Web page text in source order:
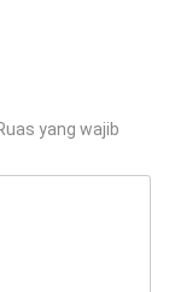
yang wajib